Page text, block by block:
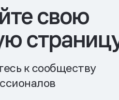
свою
к сообществу